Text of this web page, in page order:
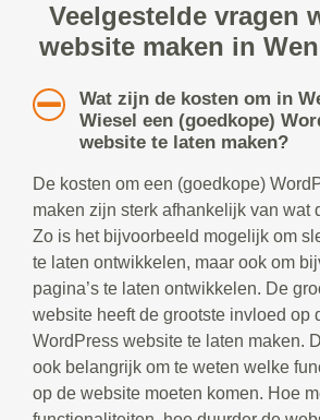
Veelgestelde vragen
website maken in
Wat zijn de kosten om in
Wiesel een (goedkope)
website te laten maken?
De kosten om een (goedkope)
maken zijn sterk afhankelijk van wat
Zo is het bijvoorbeeld mogelijk om
te laten ontwikkelen, maar ook om
pagina’s te laten ontwikkelen. De
website heeft de grootste invloed op
WordPress website te laten maken.
ook belangrijk om te weten welke
op de website moeten komen. Hoe